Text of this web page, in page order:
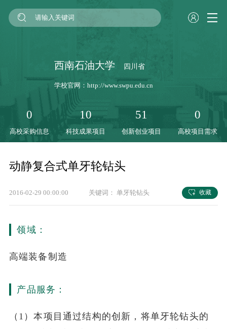
西南石油大学 四川省
学校官网： http://www.swpu.edu.cn
0
高校采购信息
10
科技成果项目
51
创新创业项目
0
高校项目需求
动静复合式单牙轮钻头
2016-02-29 00:00:00 关键词： 单牙轮钻头 收藏
领域：
高端装备制造
产品服务：
（1）本项目通过结构的创新，将单牙轮钻头的